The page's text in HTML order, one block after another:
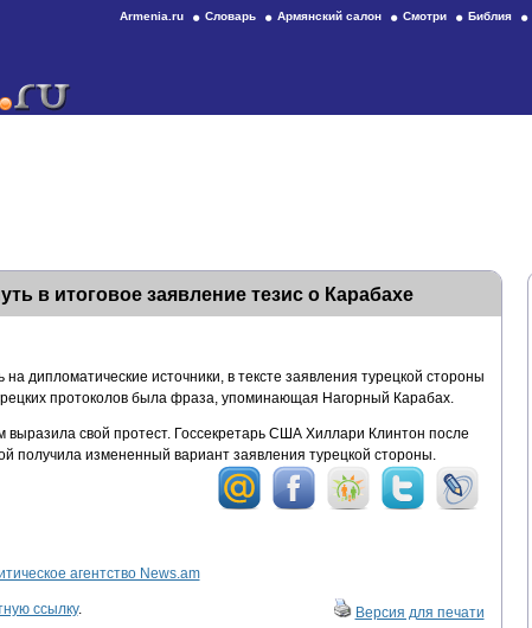
Armenia.ru Словарь Армянский салон Смотри Библия
в итоговое заявление тезис о Карабахе
дипломатические источники, в тексте заявления турецкой стороны
протоколов была фраза, упоминающая Нагорный Карабах.
выразила свой протест. Госсекретарь США Хиллари Клинтон после
получила измененный вариант заявления турецкой стороны.
агентство News.am
ссылку. Версия для печати